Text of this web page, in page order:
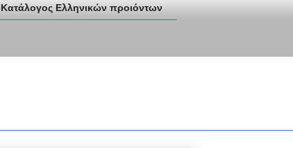
Κατάλογος Ελληνικών προιόντων